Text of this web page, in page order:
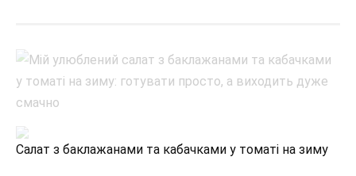
Салат з баклажанами та кабачками у томаті на зиму